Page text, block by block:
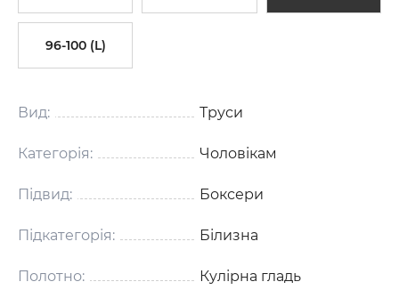
96-100 (L)
Вид: Труси
Категорія: Чоловікам
Підвид: Боксери
Підкатегорія: Білизна
Полотно: Кулірна гладь